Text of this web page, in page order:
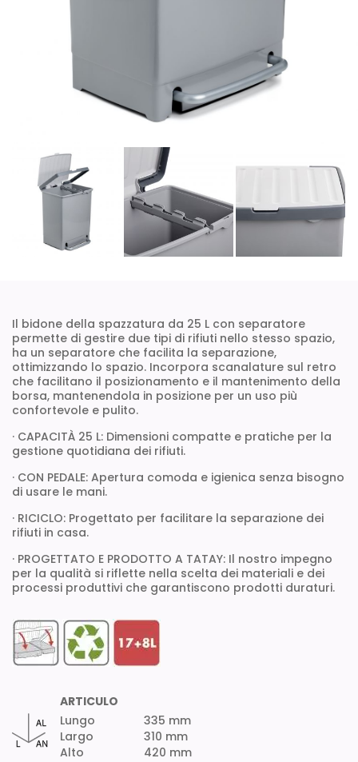
Il bidone della spazzatura da 25 L con separatore
permette di gestire due tipi di rifiuti nello stesso spazio,
ha un separatore che facilita la separazione,
ottimizzando lo spazio. Incorpora scanalature sul retro
che facilitano il posizionamento e il mantenimento della
borsa, mantenendola in posizione per un uso più
confortevole e pulito.
· CAPACITÀ 25 L: Dimensioni compatte e pratiche per la
gestione quotidiana dei rifiuti.
· CON PEDALE: Apertura comoda e igienica senza bisogno
di usare le mani.
· RICICLO: Progettato per facilitare la separazione dei
rifiuti in casa.
· PROGETTATO E PRODOTTO A TATAY: Il nostro impegno
per la qualità si riflette nella scelta dei materiali e dei
processi produttivi che garantiscono prodotti duraturi.
ARTICULO
Lungo
Largo
Alto
335 mm
310 mm
420 mm